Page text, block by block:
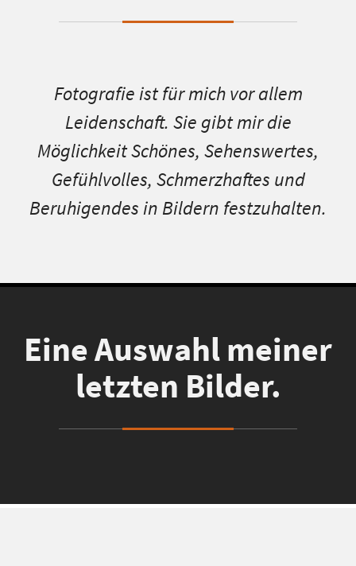
Fotografie ist für mich vor allem
Leidenschaft. Sie gibt mir die
Möglichkeit Schönes, Sehenswertes,
Gefühlvolles, Schmerzhaftes und
Beruhigendes in Bildern festzuhalten.
Eine Auswahl meiner
letzten Bilder.